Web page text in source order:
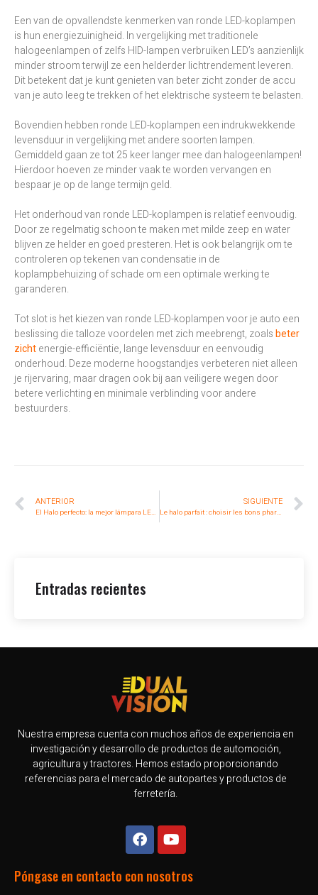
Een van de opvallendste kenmerken van ronde LED-koplampen
is hun energiezuinigheid. In vergelijking met traditionele
halogeenlampen of zelfs HID-lampen verbruiken LED’s aanzienlijk
minder stroom terwijl ze een helderder lichtrendement leveren.
Dit betekent dat je kunt genieten van beter zicht zonder de accu
van je auto leeg te trekken of het elektrische systeem te belasten.
Bovendien hebben ronde LED-koplampen een indrukwekkende
levensduur in vergelijking met andere soorten lampen.
Gemiddeld gaan ze tot 25 keer langer mee dan halogeenlampen!
Hierdoor hoeven ze minder vaak te worden vervangen en
bespaar je op de lange termijn geld.
Het onderhoud van ronde LED-koplampen is relatief eenvoudig.
Door ze regelmatig schoon te maken met milde zeep en water
blijven ze helder en goed presteren. Het is ook belangrijk om te
controleren op tekenen van condensatie in de
koplampbehuizing of schade om een optimale werking te
garanderen.
Tot slot is het kiezen van ronde LED-koplampen voor je auto een
beslissing die talloze voordelen met zich meebrengt, zoalsbeter
zichtenergie-efficiëntie, lange levensduur en eenvoudig
onderhoud. Deze moderne hoogstandjes verbeteren niet alleen
je rijervaring, maar dragen ook bij aan veiligere wegen door
betere verlichting en minimale verblinding voor andere
bestuurders.
ANTERIOR
El Halo perfecto: la mejor lámpara LED para su coche
SIGUIENTE
Le halo parfait : choisir les bons phares LED ronds pour votre voiture
Entradas recientes
Nuestra empresa cuenta con muchos años de experiencia en
investigación y desarrollo de productos de automoción,
agricultura y tractores. Hemos estado proporcionando
referencias para el mercado de autopartes y productos de
ferretería.
Póngase en contacto con nosotros